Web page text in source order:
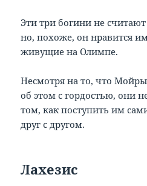
Эти три богини не
но, похоже, он нравится
живущие на Олимпе.
Несмотря на то, что
об этом с гордостью, они
том, как поступить им
друг с другом.
Лахезис